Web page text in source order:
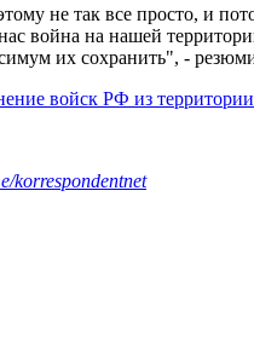
не так все просто, и
война на нашей
их сохранить", -
войск РФ из
korrespondentnet